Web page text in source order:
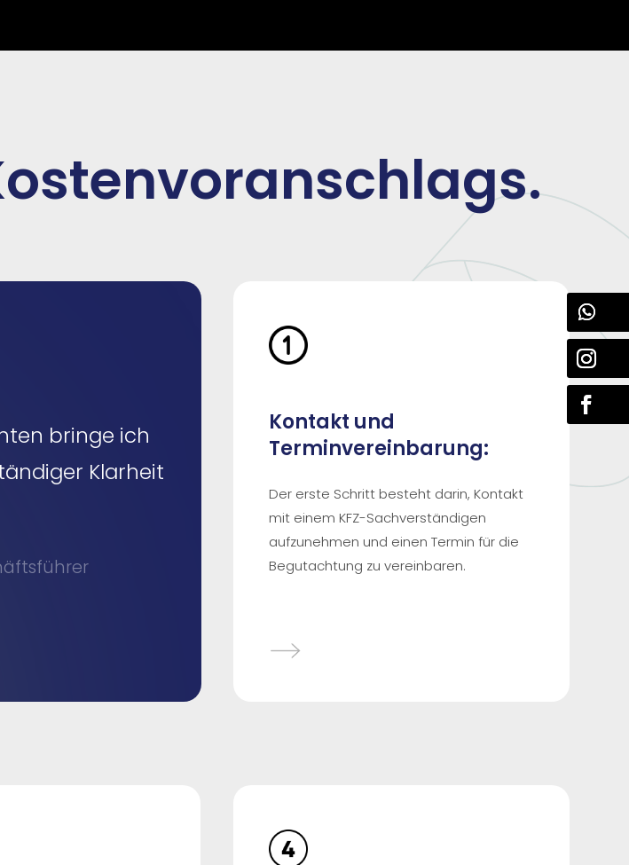
bringe ich
Klarheit
Kontakt und
Terminvereinbarung:
Der erste Schritt besteht darin, Kontakt
mit einem KFZ-Sachverständigen
aufzunehmen und einen Termin für die
Begutachtung zu vereinbaren.